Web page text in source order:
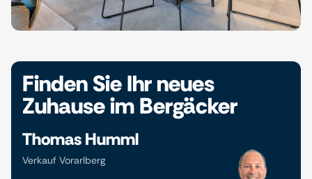
Finden Sie Ihr neues
Zuhause im Bergäcker
Thomas Humml
Verkauf Vorarlberg